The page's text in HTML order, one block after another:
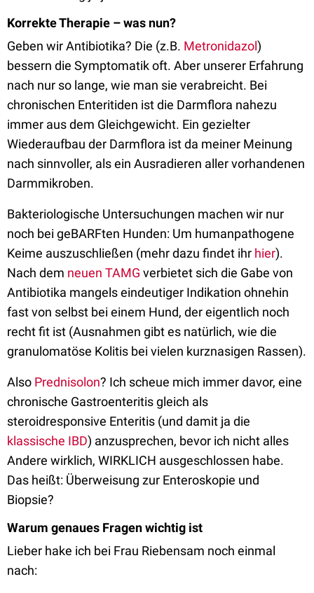
Korrekte Therapie – was nun?
Geben wir Antibiotika? Die (z.B. Metronidazol)
bessern die Symptomatik oft. Aber unserer Erfahrung
nach nur so lange, wie man sie verabreicht. Bei
chronischen Enteritiden ist die Darmflora nahezu
immer aus dem Gleichgewicht. Ein gezielter
Wiederaufbau der Darmflora ist da meiner Meinung
nach sinnvoller, als ein Ausradieren aller vorhandenen
Darmmikroben.
Bakteriologische Untersuchungen machen wir nur
noch bei geBARFten Hunden: Um humanpathogene
Keime auszuschließen (mehr dazu findet ihr hier).
Nach dem neuen TAMG verbietet sich die Gabe von
Antibiotika mangels eindeutiger Indikation ohnehin
fast von selbst bei einem Hund, der eigentlich noch
recht fit ist (Ausnahmen gibt es natürlich, wie die
granulomatöse Kolitis bei vielen kurznasigen Rassen).
Also Prednisolon? Ich scheue mich immer davor, eine
chronische Gastroenteritis gleich als
steroidresponsive Enteritis (und damit ja die
klassische IBD) anzusprechen, bevor ich nicht alles
Andere wirklich, WIRKLICH ausgeschlossen habe.
Das heißt: Überweisung zur Enteroskopie und
Biopsie?
Warum genaues Fragen wichtig ist
Lieber hake ich bei Frau Riebensam noch einmal
nach: